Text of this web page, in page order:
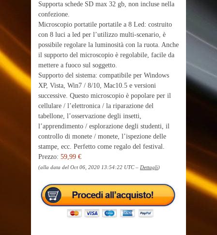
Supporta schede SD max 32 gb, non incluse nella
confezione.
Microscopio portatile portatile a 8 Led: costruito
con 8 luci a led per l’utilizzo multi-scenario, è
possibile regolare la luminosità con la ruota. Anche
il supporto del microscopio è regolabile, facile da
mettere a fuoco sul soggetto.
Supporto del sistema: compatibile per Windows
XP, Vista, Win7 / 8/10, Mac10.5 e versioni
successive. Questo microscopio è popolare per il
cellulare / l’elettronica / la riparazione del
tabellone, l’osservazione degli insetti,
l’apprendimento / esplorazione degli studenti, il
controllo di monete / monete, l’ispezione delle
stampe, ecc. Perfetto come regalo del festival.
Prezzo: 59,99 €
(alla data del Oct 06, 2020 13:54:22 UTC – Dettagli)